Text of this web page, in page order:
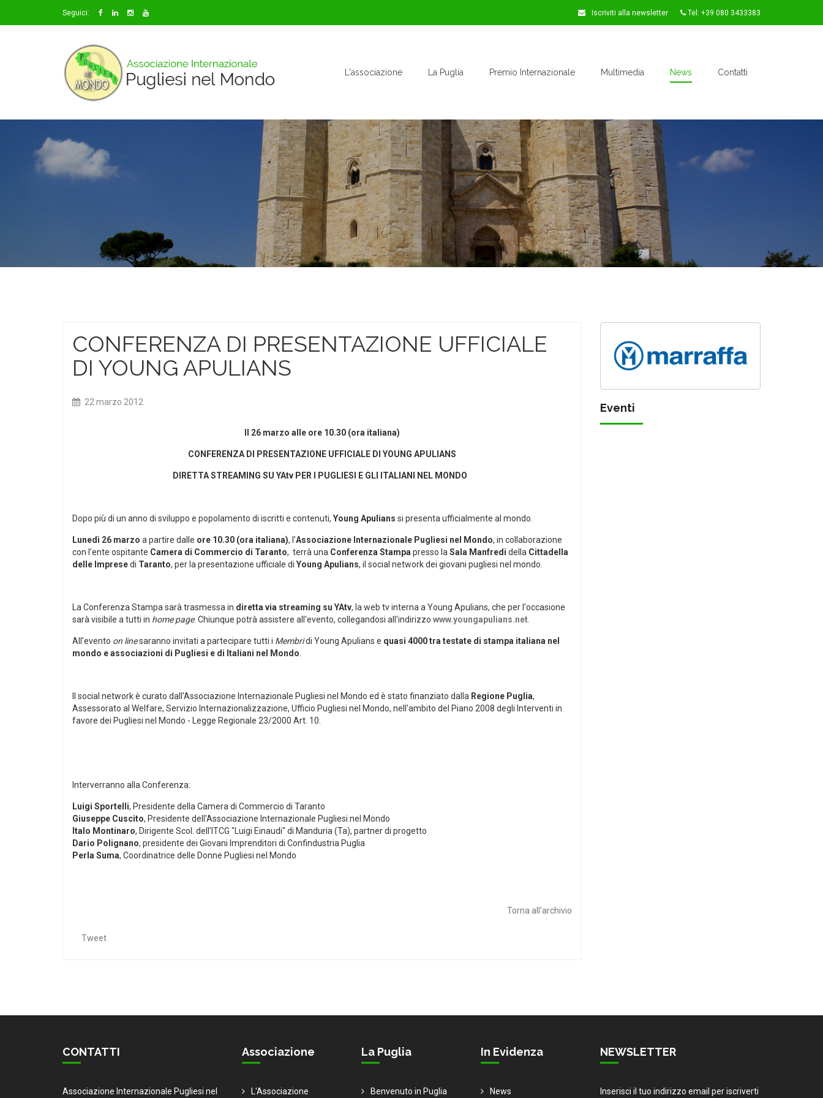
Seguici: Iscriviti alla newsletter Tel: +39 080 3433383
L'associazione La Puglia Premio Internazionale Multimedia News Contatti
CONFERENZA DI PRESENTAZIONE UFFICIALE
DI YOUNG APULIANS
22 marzo 2012
Il 26 marzo alle ore 10.30 (ora italiana)
CONFERENZA DI PRESENTAZIONE UFFICIALE DI YOUNG APULIANS
DIRETTA STREAMING SU YAtv PER I PUGLIESI E GLI ITALIANI NEL MONDO
Dopo più di un anno di sviluppo e popolamento di iscritti e contenuti, Young Apulians si presenta ufficialmente al mondo.
Lunedì 26 marzo a partire dalle ore 10.30 (ora italiana), l'Associazione Internazionale Pugliesi nel Mondo, in collaborazione
con l'ente ospitante Camera di Commercio di Taranto, terrà una Conferenza Stampa presso la Sala Manfredi della Cittadella
delle Impresedi Taranto, per la presentazione ufficiale di Young Apulians, il social network dei giovani pugliesi nel mondo.
La Conferenza Stampa sarà trasmessa in diretta via streaming su YAtv, la web tv interna a Young Apulians, che per l'occasione
sarà visibile a tutti in home page. Chiunque potrà assistere all'evento, collegandosi all'indirizzo www.youngapulians.net
All'evento on linesaranno invitati a partecipare tutti i Membridi Young Apulians e quasi 4000 tra testate di stampa italiana nel
mondo e associazioni di Pugliesi e di Italiani nel Mondo
Il social network è curato dall'Associazione Internazionale Pugliesi nel Mondo ed è stato finanziato dalla Regione Puglia,
Assessorato al Welfare, Servizio Internazionalizzazione, Ufficio Pugliesi nel Mondo, nell'ambito del Piano 2008 degli Interventi in
favore dei Pugliesi nel Mondo - Legge Regionale 23/2000 Art. 10.
Interverranno alla Conferenza:
Luigi Sportelli, Presidente della Camera di Commercio di Taranto
Giuseppe Cuscito, Presidente dell'Associazione Internazionale Pugliesi nel Mondo
Italo Montinaro, Dirigente Scol. dell'ITCG "Luigi Einaudi" di Manduria (Ta), partner di progetto
Dario Polignano, presidente dei Giovani Imprenditori di Confindustria Puglia
Perla Suma, Coordinatrice delle Donne Pugliesi nel Mondo
Torna all'archivio
Tweet
Eventi
CONTATTI
Associazione Internazionale Pugliesi nel
Associazione
L'Associazione
La Puglia
Benvenuto in Puglia
In Evidenza
News
NEWSLETTER
Inserisci il tuo indirizzo email per iscriverti